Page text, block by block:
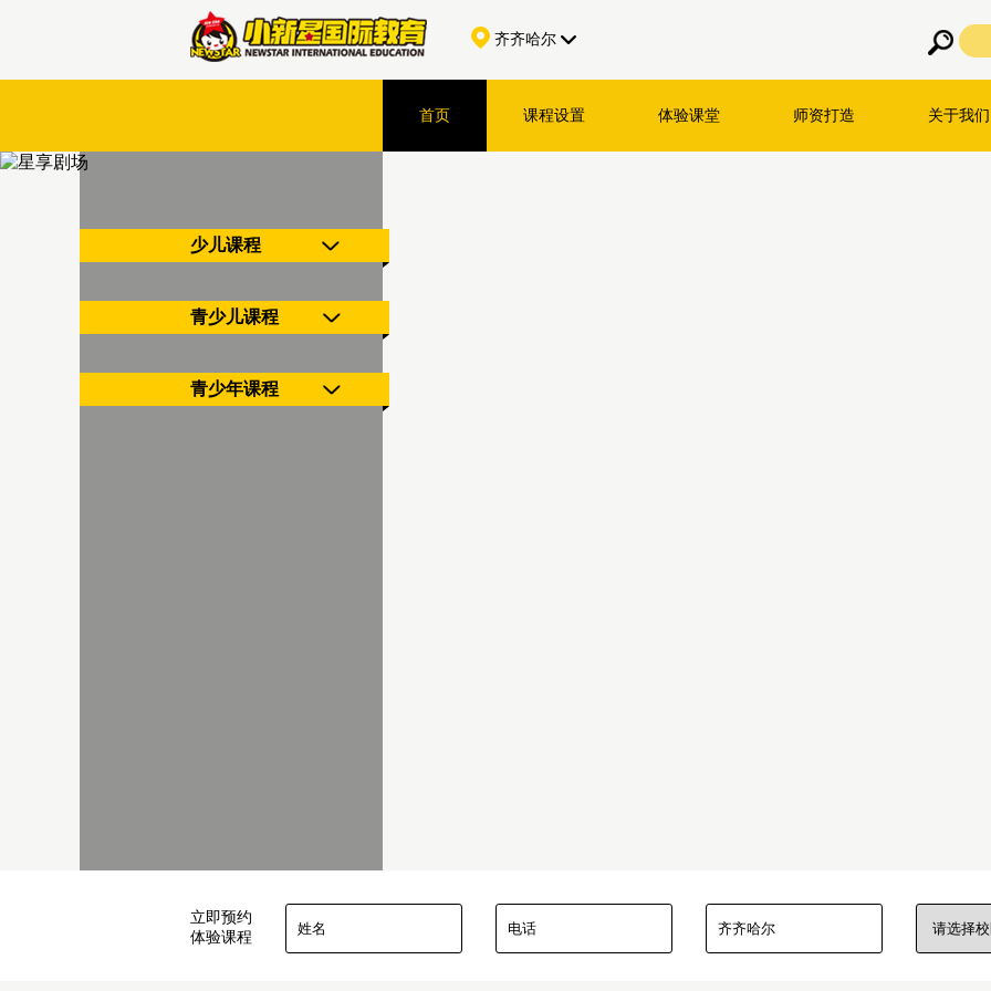
齐齐哈尔
首页 课程设置 体验课堂 师资打造 关于我们
少儿课程
青少儿课程
青少年课程
立即预约
体验课程